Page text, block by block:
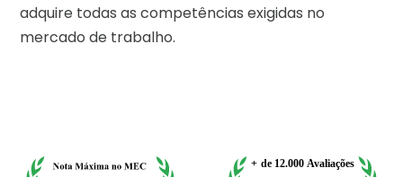
adquire todas as competências exigidas no
mercado de trabalho.